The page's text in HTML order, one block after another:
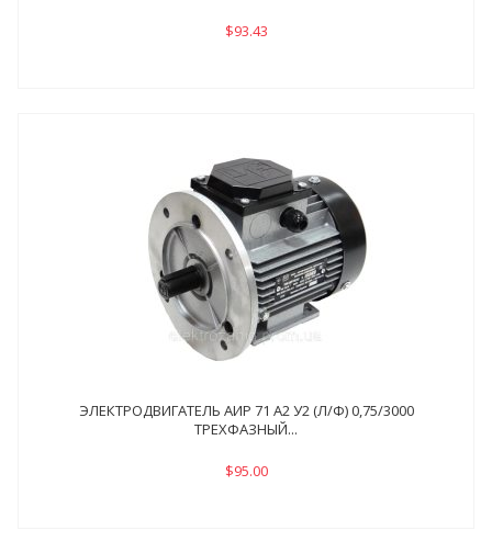
$93.43
ЭЛЕКТРОДВИГАТЕЛЬ АИР 71 А2 У2 (Л/Ф) 0,75/3000
ТРЕХФАЗНЫЙ...
$95.00